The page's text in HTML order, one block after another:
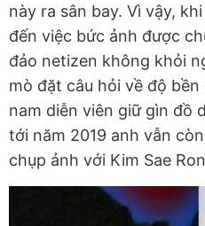
này ra sân bay. Vì vậy,
đến việc bức ảnh được
đảo netizen không khỏi
mò đặt câu hỏi về độ
nam diễn viên giữ gìn đồ
tới năm 2019 anh vẫn
chụp ảnh với Kim Sae